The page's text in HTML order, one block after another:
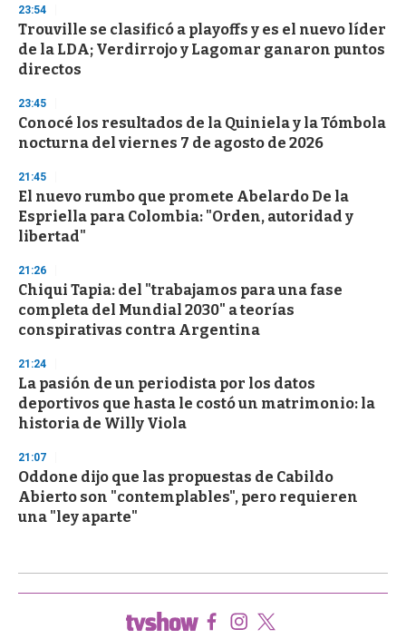
23:54
Trouville se clasificó a playoffs y es el nuevo líder
de la LDA; Verdirrojo y Lagomar ganaron puntos
directos
23:45
Conocé los resultados de la Quiniela y la Tómbola
nocturna del viernes 7 de agosto de 2026
21:45
El nuevo rumbo que promete Abelardo De la
Espriella para Colombia: "Orden, autoridad y
libertad"
21:26
Chiqui Tapia: del "trabajamos para una fase
completa del Mundial 2030" a teorías
conspirativas contra Argentina
21:24
La pasión de un periodista por los datos
deportivos que hasta le costó un matrimonio: la
historia de Willy Viola
21:07
Oddone dijo que las propuestas de Cabildo
Abierto son "contemplables", pero requieren
una "ley aparte"